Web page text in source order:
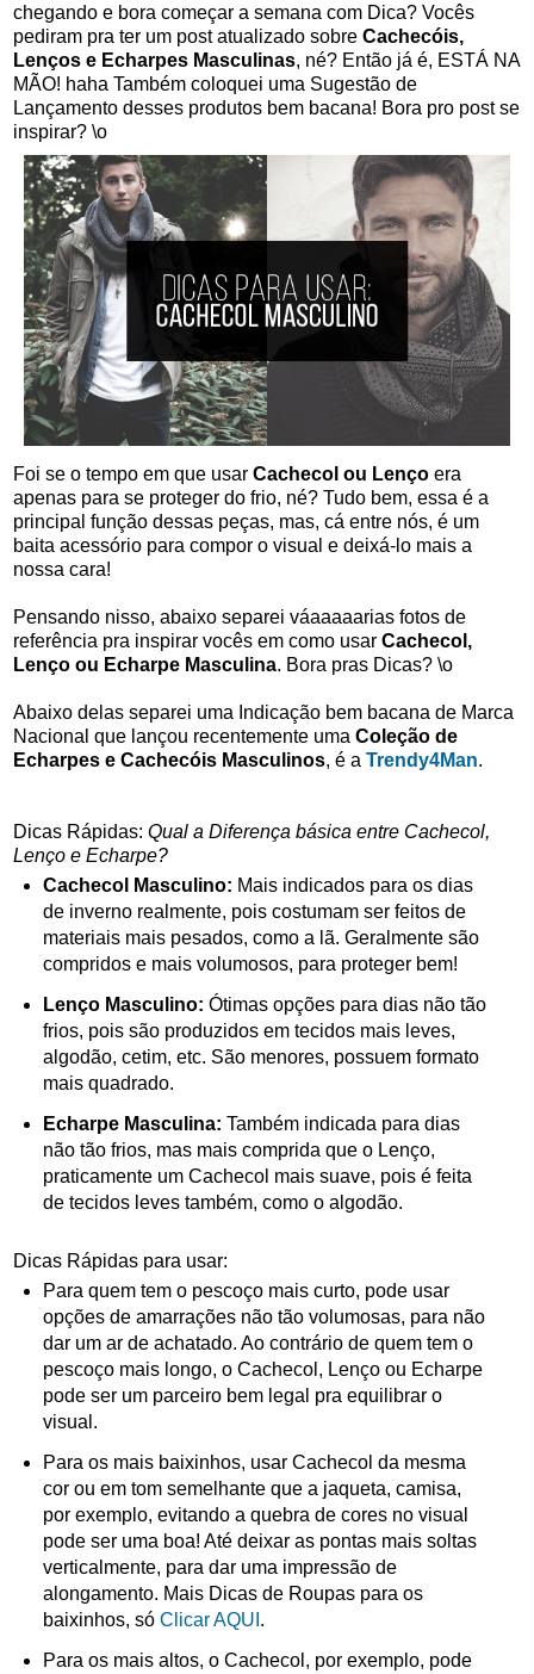
chegando e bora começar a semana com Dica? Vocês
pediram pra ter um post atualizado sobre Cachecóis,
Lenços e Echarpes Masculinas, né? Então já é, ESTÁ NA
MÃO! haha Também coloquei uma Sugestão de
Lançamento desses produtos bem bacana! Bora pro post se
inspirar? \o
Foi se o tempo em que usar Cachecol ou Lenço era
apenas para se proteger do frio, né? Tudo bem, essa é a
principal função dessas peças, mas, cá entre nós, é um
baita acessório para compor o visual e deixá-lo mais a
nossa cara!
Pensando nisso, abaixo separei váaaaaarias fotos de
referência pra inspirar vocês em como usar Cachecol,
Lenço ou Echarpe Masculina. Bora pras Dicas? \o
Abaixo delas separei uma Indicação bem bacana de Marca
Nacional que lançou recentemente uma Coleção de
Echarpes e Cachecóis Masculinos, é a Trendy4Man.
Dicas Rápidas: Qual a Diferença básica entre Cachecol,
Lenço e Echarpe?
Cachecol Masculino: Mais indicados para os dias
de inverno realmente, pois costumam ser feitos de
materiais mais pesados, como a lã. Geralmente são
compridos e mais volumosos, para proteger bem!
Lenço Masculino: Ótimas opções para dias não tão
frios, pois são produzidos em tecidos mais leves,
algodão, cetim, etc. São menores, possuem formato
mais quadrado.
Echarpe Masculina: Também indicada para dias
não tão frios, mas mais comprida que o Lenço,
praticamente um Cachecol mais suave, pois é feita
de tecidos leves também, como o algodão.
Dicas Rápidas para usar:
Para quem tem o pescoço mais curto, pode usar
opções de amarrações não tão volumosas, para não
dar um ar de achatado. Ao contrário de quem tem o
pescoço mais longo, o Cachecol, Lenço ou Echarpe
pode ser um parceiro bem legal pra equilibrar o
visual.
Para os mais baixinhos, usar Cachecol da mesma
cor ou em tom semelhante que a jaqueta, camisa,
por exemplo, evitando a quebra de cores no visual
pode ser uma boa! Até deixar as pontas mais soltas
verticalmente, para dar uma impressão de
alongamento. Mais Dicas de Roupas para os
baixinhos, só Clicar AQUI .
Para os mais altos, o Cachecol, por exemplo, pode